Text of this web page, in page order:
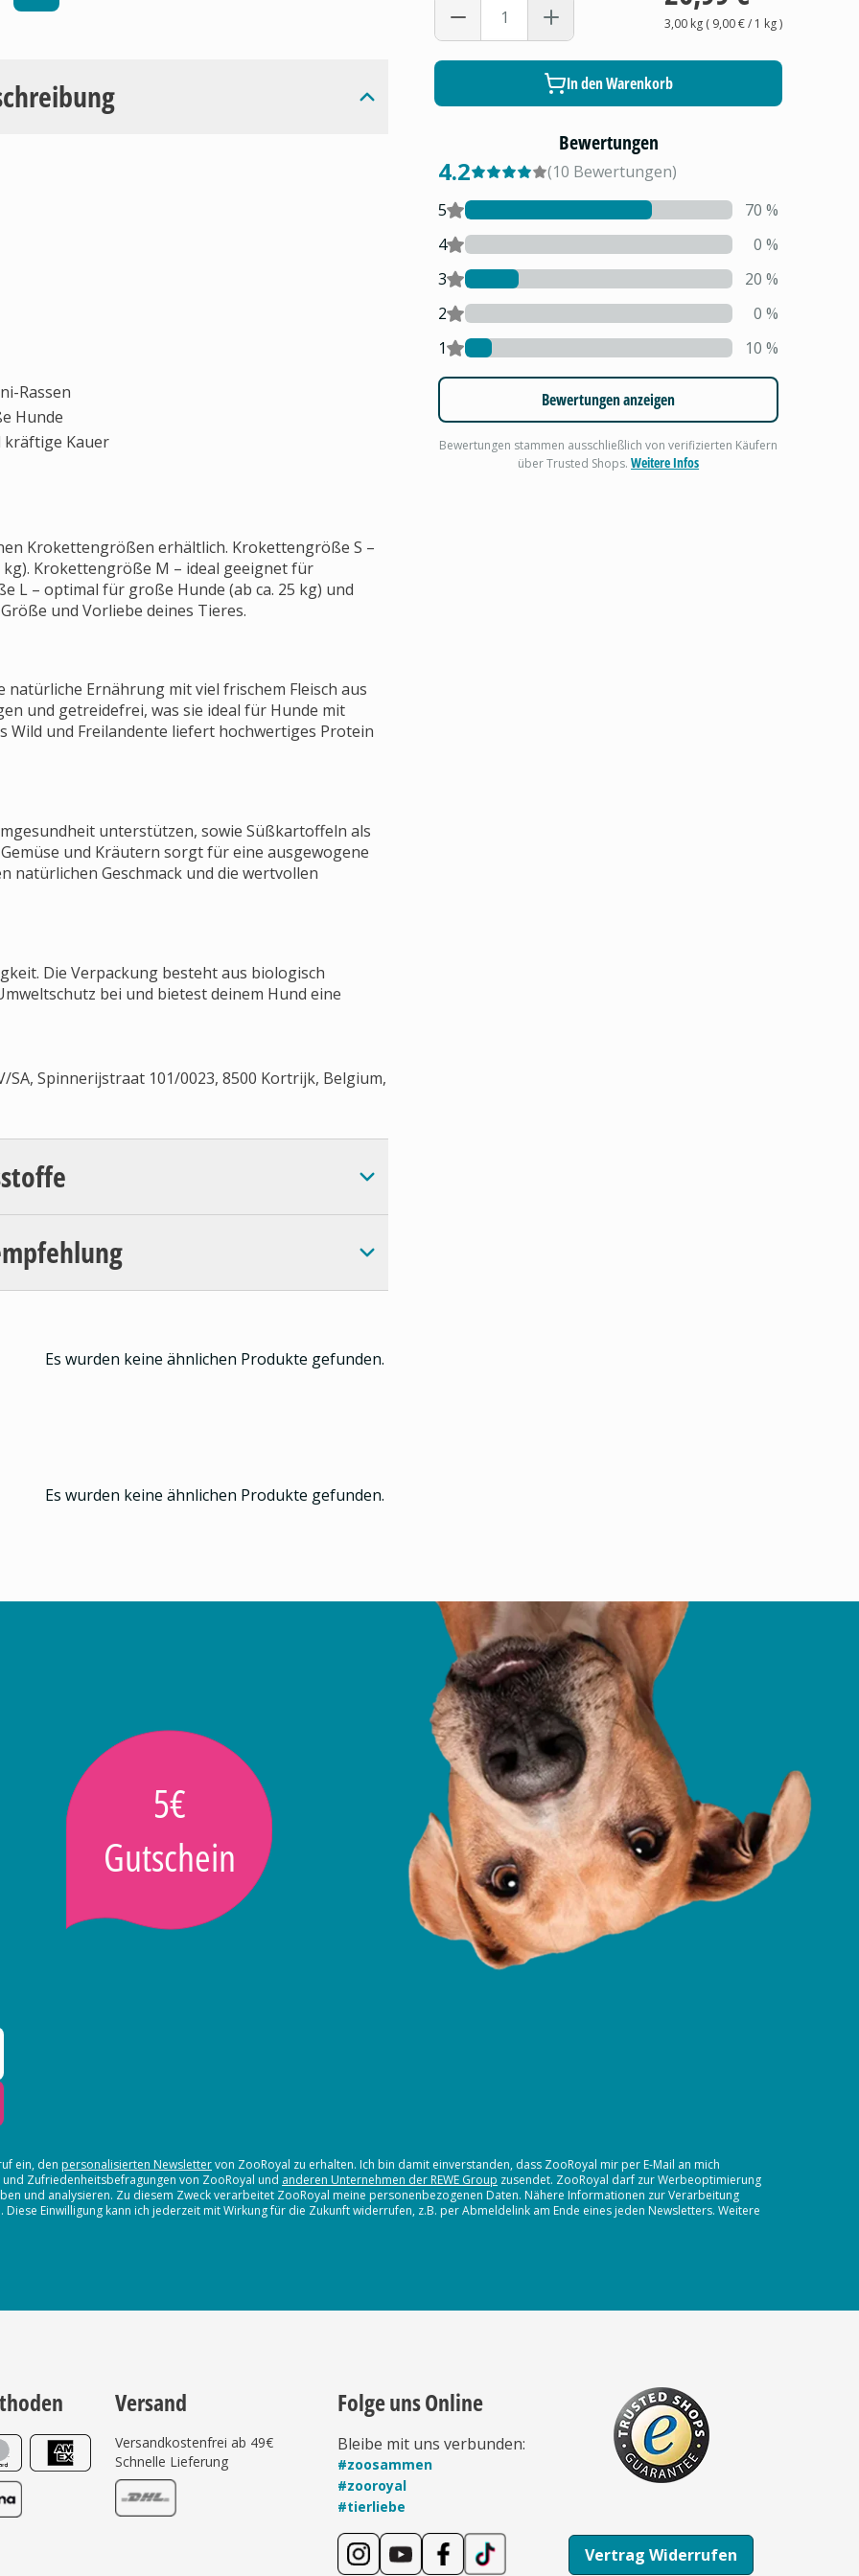
Rassen
Hunde
kräftige Kauer
Krokettengrößen erhältlich. Krokettengröße S –
Krokettengröße M – ideal geeignet für
L – optimal für große Hunde (ab ca. 25 kg) und
und Vorliebe deines Tieres.
Ernährung mit viel frischem Fleisch aus
und getreidefrei, was sie ideal für Hunde mit
Wild und Freilandente liefert hochwertiges Protein
unterstützen, sowie Süßkartoffeln als
und Kräutern sorgt für eine ausgewogene
natürlichen Geschmack und die wertvollen
Die Verpackung besteht aus biologisch
bei und bietest deinem Hund eine
SA, Spinnerijstraat 101/0023, 8500 Kortrijk, Belgium,
3,00 kg( 9,00 €/ 1 kg)
In den Warenkorb
Bewertungen
4.2 (10 Bewertungen)
5
70 %
4
0 %
3
20 %
2
0 %
1
10 %
Bewertungen anzeigen
Bewertungen stammen ausschließlich von verifizierten Käufern
über Trusted Shops.Weitere Infos
Es wurden keine ähnlichen Produkte gefunden.
Es wurden keine ähnlichen Produkte gefunden.
5€
Gutschein
ein, den personalisierten Newslettervon ZooRoyal zu erhalten. Ich bin damit einverstanden, dass ZooRoyal mir per E-Mail an mich
Zufriedenheitsbefragungen von ZooRoyal und anderen Unternehmen der REWE Group zusendet. ZooRoyal darf zur Werbeoptimierung
und analysieren. Zu diesem Zweck verarbeitet ZooRoyal meine personenbezogenen Daten. Nähere Informationen zur Verarbeitung
Einwilligung kann ich jederzeit mit Wirkung für die Zukunft widerrufen, z.B. per Abmeldelink am Ende eines jeden Newsletters. Weitere
Versand
Versandkostenfrei ab 49€
Schnelle Lieferung
Folge uns Online
Bleibe mit uns verbunden:
#zoosammen
#zooroyal
#tierliebe
Vertrag Widerrufen